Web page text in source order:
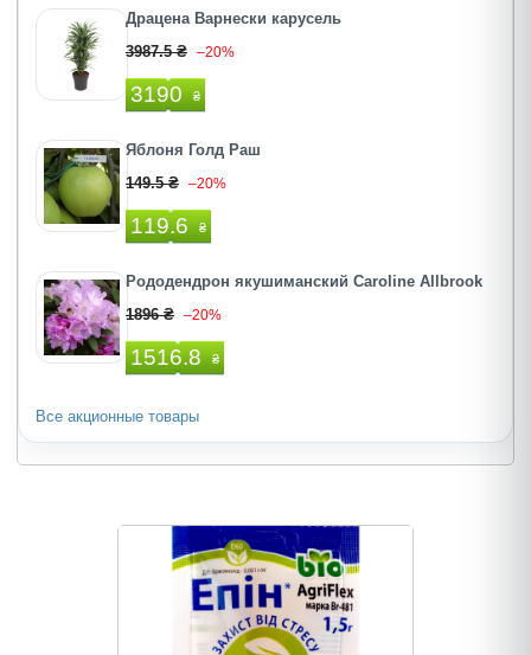
Драцена Варнески карусель
3987.5 ₴ –20%
3190 ₴
Яблоня Голд Раш
149.5 ₴ –20%
119.6 ₴
Рододендрон якушиманский Caroline Allbrook
1896 ₴ –20%
1516.8 ₴
Все акционные товары